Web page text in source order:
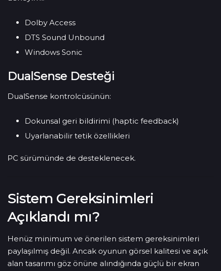
Dolby Access
DTS Sound Unbound
Windows Sonic
DualSense Desteği
DualSense kontrolcüsünün:
Dokunsal geri bildirimi (haptic feedback)
Uyarlanabilir tetik özellikleri
PC sürümünde de desteklenecek.
Sistem Gereksinimleri
Açıklandı mı?
Henüz minimum ve önerilen sistem gereksinimleri
paylaşılmış değil. Ancak oyunun görsel kalitesi ve açık
alan tasarımı göz önüne alındığında güçlü bir ekran